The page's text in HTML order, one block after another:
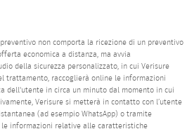
non comporta la ricezione di un preventivo
economica a distanza, ma avvia
della sicurezza personalizzato, in cui Verisure
trattamento, raccoglierà online le informazioni
dell'utente in circa un minuto dal momento in cui
Verisure si metterà in contatto con l’utente
(ad esempio WhatsApp) o tramite
informazioni relative alle caratteristiche